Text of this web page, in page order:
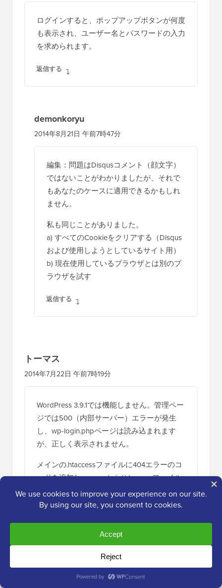
ン
ログインすると、ポップアップボタンが何度
も表示され、ユーザー名とパスワードの入力
を求められます。
返信する
demonkoryu
2014年8月21日 午前7時47分
編集：問題はDisqusコメント（顔文字）
ではないことがわかりましたが、それで
もあなたのケースに適用できるかもしれ
ません。
私も同じことがありました。
a) すべてのCookieをクリアする（Disqus
および使用しようとしているサイト用）
b) 現在使用しているブラウザとは別のブ
ラウザを試す
返信する
トーマス
2014年7月22日 午前7時19分
WordPress 3.9.1では機能しません。管理ペー
ジでは500（内部サーバー）エラーが発生
し、wp-login.phpページは読み込まれます
が、正しく表示されません。
メインの.htaccessファイルに404エラーのコ
ードを追加し、wp-admin/.htaccessファイル
にajaxコードを追加しました。変更はありま
せん。
何が原因でしょうか？サーバーまたは
WordPressのインストールが誤って設定され